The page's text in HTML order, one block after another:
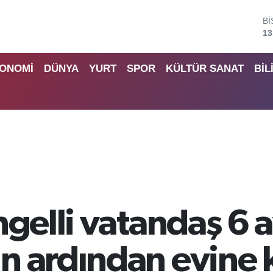
DÜNYA YURT SPOR KÜLTÜR SANAT
vatandaş 6
ardından evine